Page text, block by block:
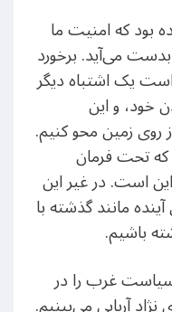
بود که امنیت ما
می‌آید. برخورد
است یک اشتباه دیگر
خود، و این
زمین محو کنیم.
که تحت فرمان
است. در غیر این
مانند گذشته با
باشیم.
سیاست غرب را در